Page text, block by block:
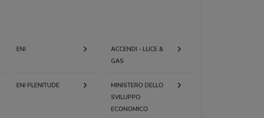
ENI
ACCENDI - LUCE &
GAS
ENI PLENITUDE
MINISTERO DELLO
SVILUPPO
ECONOMICO